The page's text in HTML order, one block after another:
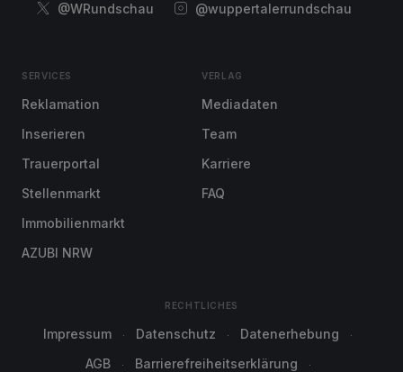
@WRundschau
@wuppertalerrundschau
SERVICES
Reklamation
Inserieren
Trauerportal
Stellenmarkt
Immobilienmarkt
AZUBI NRW
VERLAG
Mediadaten
Team
Karriere
FAQ
RECHTLICHES
Impressum Datenschutz
Datenerhebung
AGB
Barrierefreiheitserklärung